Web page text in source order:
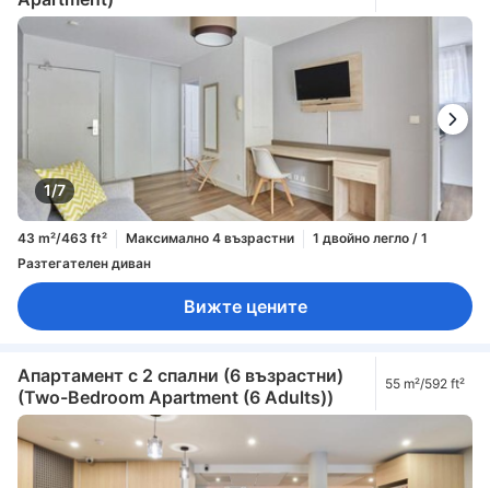
1/7
43 m²/463 ft² Максимално 4 възрастни
1 двойно легло / 1
Разтегателен диван
Вижте цените
Апартамент с 2 спални (6 възрастни)
(Two-Bedroom Apartment (6 Adults))
55 m²/592 ft²